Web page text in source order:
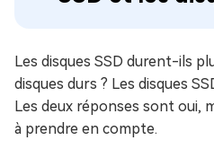
Les disques SSD durent-ils
disques durs ? Les disques
Les deux réponses sont oui,
à prendre en compte.